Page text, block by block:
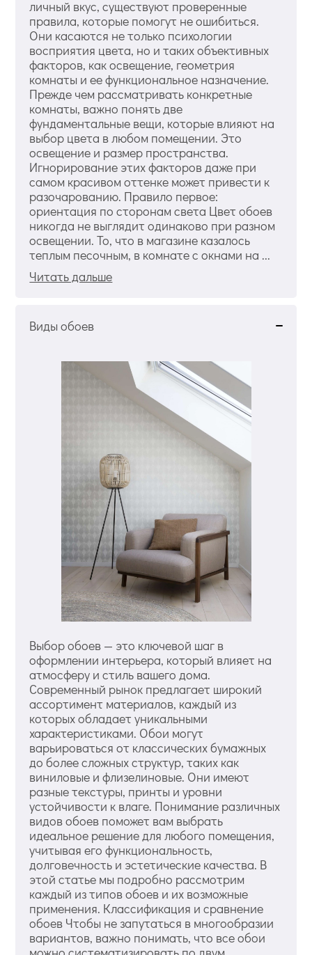
личный вкус, существуют проверенные
правила, которые помогут не ошибиться.
Они касаются не только психологии
восприятия цвета, но и таких объективных
факторов, как освещение, геометрия
комнаты и ее функциональное назначение.
Прежде чем рассматривать конкретные
комнаты, важно понять две
фундаментальные вещи, которые влияют на
выбор цвета в любом помещении. Это
освещение и размер пространства.
Игнорирование этих факторов даже при
самом красивом оттенке может привести к
разочарованию. Правило первое:
ориентация по сторонам света Цвет обоев
никогда не выглядит одинаково при разном
освещении. То, что в магазине казалось
теплым песочным, в комнате с окнами на ...
Читать дальше
Виды обоев
Выбор обоев — это ключевой шаг в
оформлении интерьера, который влияет на
атмосферу и стиль вашего дома.
Современный рынок предлагает широкий
ассортимент материалов, каждый из
которых обладает уникальными
характеристиками. Обои могут
варьироваться от классических бумажных
до более сложных структур, таких как
виниловые и флизелиновые. Они имеют
разные текстуры, принты и уровни
устойчивости к влаге. Понимание различных
видов обоев поможет вам выбрать
идеальное решение для любого помещения,
учитывая его функциональность,
долговечность и эстетические качества. В
этой статье мы подробно рассмотрим
каждый из типов обоев и их возможные
применения. Классификация и сравнение
обоев Чтобы не запутаться в многообразии
вариантов, важно понимать, что все обои